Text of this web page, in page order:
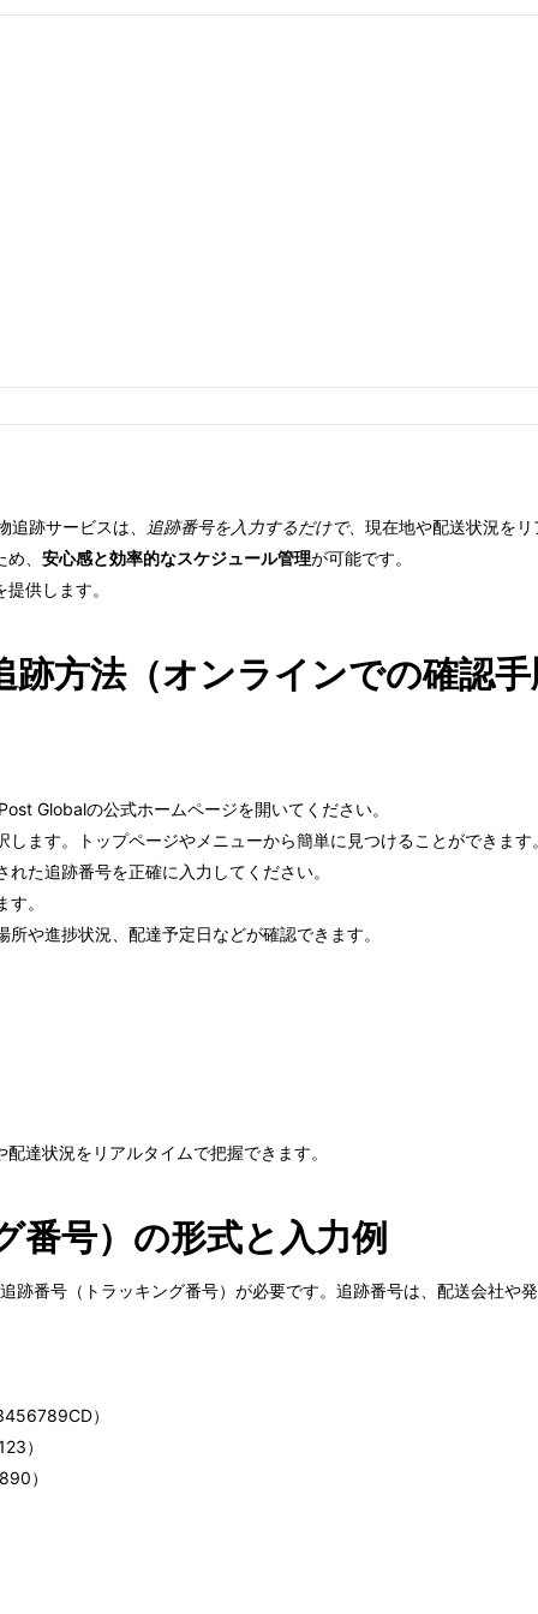
追跡サービスは、 追跡番号を入力するだけで、現在地や配送状況を
、 安心感と効率的なスケジュール管理が可能です。
提供します。
方法（オンラインでの確認手
Globalの公式ホームページを開いてください。
ます。トップページやメニューから簡単に見つけることができます
た追跡番号を正確に入力してください。
。
や進捗状況、配達予定日などが確認できます。
達状況をリアルタイムで把握できます。
番号）の形式と入力例
跡番号（トラッキング番号）が必要です。追跡番号は、配送会社や
）
）
）